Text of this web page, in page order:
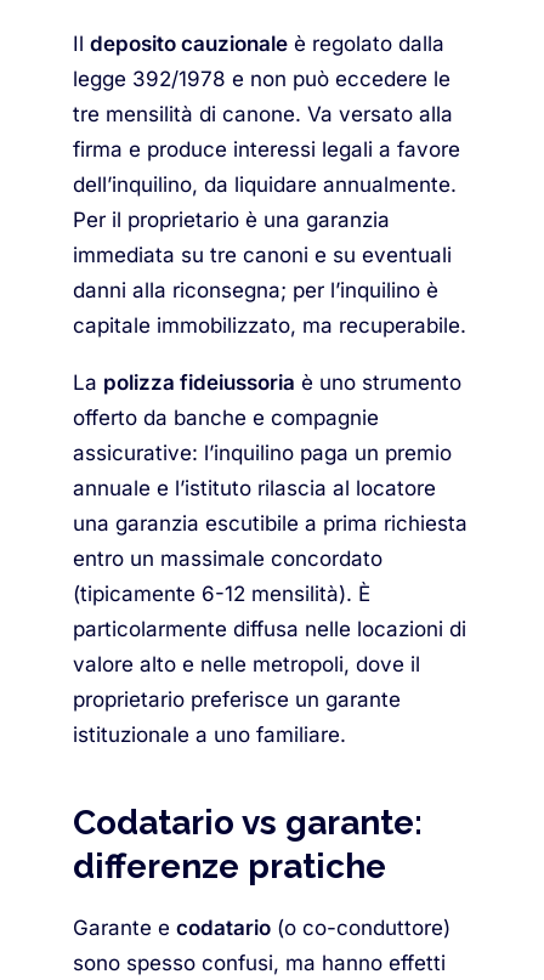
Il deposito cauzionale è regolato dalla
legge 392/1978 e non può eccedere le
tre mensilità di canone. Va versato alla
firma e produce interessi legali a favore
dell’inquilino, da liquidare annualmente.
Per il proprietario è una garanzia
immediata su tre canoni e su eventuali
danni alla riconsegna; per l’inquilino è
capitale immobilizzato, ma recuperabile.
La polizza fideiussoria è uno strumento
offerto da banche e compagnie
assicurative: l’inquilino paga un premio
annuale e l’istituto rilascia al locatore
una garanzia escutibile a prima richiesta
entro un massimale concordato
(tipicamente 6-12 mensilità). È
particolarmente diffusa nelle locazioni di
valore alto e nelle metropoli, dove il
proprietario preferisce un garante
istituzionale a uno familiare.
Codatario vs garante:
differenze pratiche
Garante e codatario (o co-conduttore)
sono spesso confusi, ma hanno effetti